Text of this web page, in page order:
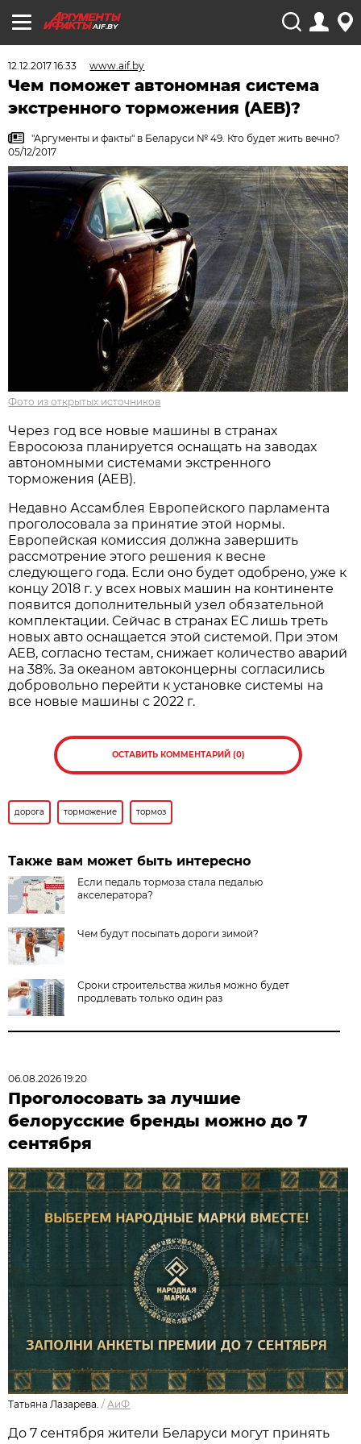
AIF.BY
12.12.2017 16:33 www.aif.by
Чем поможет автономная система
экстренного торможения (AEB)?
"Аргументы и факты" в Беларуси № 49. Кто будет жить вечно?
05/12/2017
Фото из открытых источников
Через год все новые машины в странах
Евросоюза планируется оснащать на заводах
автономными системами экстренного
торможения (AEB).
Недавно Ассамблея Европейского парламента
проголосовала за принятие этой нормы.
Европейская комиссия должна завершить
рассмотрение этого решения к весне
следующего года. Если оно будет одобрено, уже к
концу 2018 г. у всех новых машин на континенте
появится дополнительный узел обязательной
комплектации. Сейчас в странах ЕС лишь треть
новых авто оснащается этой системой. При этом
AEB, согласно тестам, снижает количество аварий
на 38%. За океаном автоконцерны согласились
добровольно перейти к установке системы на
все новые машины с 2022 г.
ОСТАВИТЬ КОММЕНТАРИЙ (0)
дорога торможение тормоз
Также вам может быть интересно
Если педаль тормоза стала педалью
акселератора?
Чем будут посыпать дороги зимой?
Сроки строительства жилья можно будет
продлевать только один раз
06.08.2026 19:20
Проголосовать за лучшие
белорусские бренды можно до 7
сентября
Татьяна Лазарева. /АиФ
До 7 сентября жители Беларуси могут принять